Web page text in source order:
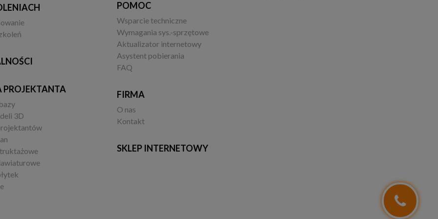
PROJEKTANTA
3D
POMOC
Wsparcie techniczne
Wymagania sys.-sprzętowe
Aktualizator internetowy
Asystent pobierania
FAQ
FIRMA
O nas
Kontakt
SKLEP INTERNETOWY